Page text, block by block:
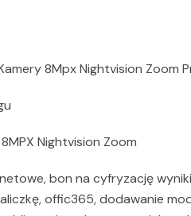
8Mpx Nightvision Zoom
Nightvision Zoom
bon na cyfryzację
offic365, dodawanie